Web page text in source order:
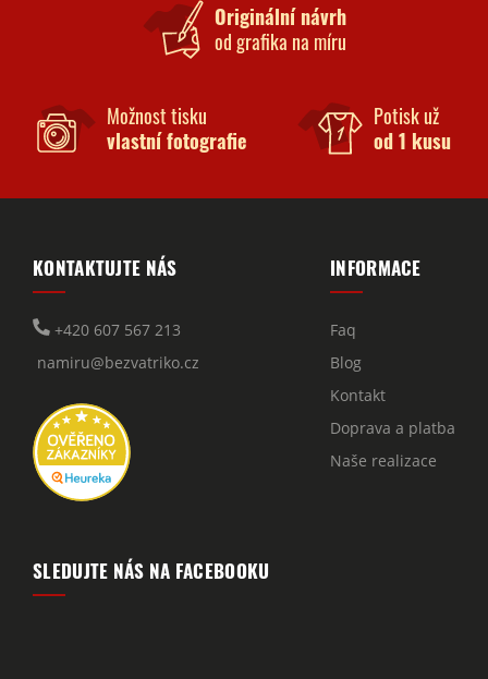
Originální návrh
od grafika na míru
Možnost tisku
vlastní fotografie
Potisk už
od 1 kusu
KONTAKTUJTE NÁS
+420 607 567 213
namiru@bezvatriko.cz
INFORMACE
Faq
Blog
Kontakt
Doprava a platba
Naše realizace
SLEDUJTE NÁS NA FACEBOOKU